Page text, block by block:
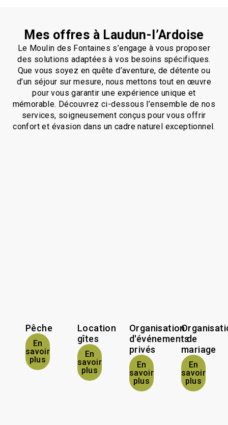
Mes offres à Laudun-l’Ardoise
Le Moulin des Fontaines s’engage à vous proposer
des solutions adaptées à vos besoins spécifiques.
Que vous soyez en quête d’aventure, de détente ou
d’un séjour sur mesure, nous mettons tout en œuvre
pour vous garantir une expérience unique et
mémorable. Découvrez ci-dessous l’ensemble de nos
services, soigneusement conçus pour vous offrir
confort et évasion dans un cadre naturel exceptionnel.
Pêche
En
savoir
plus
Location
gîtes
En
savoir
plus
Organisation
d'événements
privés
En
savoir
plus
de
mariage
En
savoir
plus